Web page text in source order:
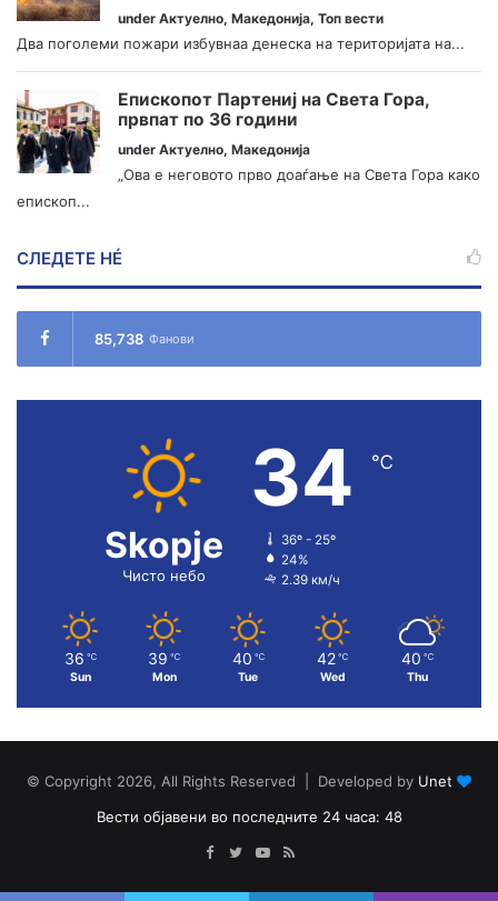
under Актуелно, Македонија, Топ вести
Два поголеми пожари избувнаа денеска на територијата на...
Епископот Партениј на Света Гора,
првпат по 36 години
under Актуелно, Македонија
„Ова е неговото прво доаѓање на Света Гора како
епископ...
СЛЕДЕТЕ НÉ
85,738 Фанови
Skopje
Чисто небо
34 ℃
36º - 25º
24%
2.39 км/ч
36 ℃
Sun
39 ℃
Mon
40 ℃
Tue
42 ℃
Wed
40 ℃
Thu
© Copyright 2026, All Rights Reserved | Developed by Unet
Вести објавени во последните 24 часа: 48
Facebook
TwitterYouTube
RSS